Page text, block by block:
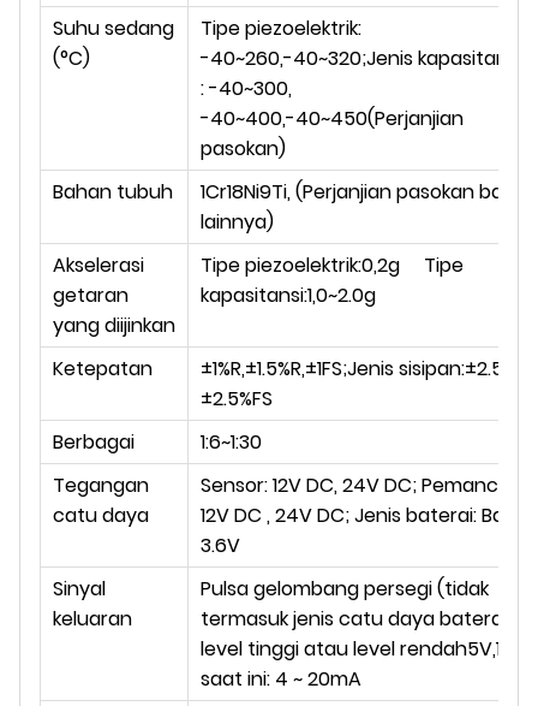
Suhu sedang
(°C)
Tipe piezoelektrik:
-40~260,-40~320;Jenis kapasitansi
: -40~300,
-40~400,-40~450(Perjanjian
pasokan)
Bahan tubuh
1Cr18Ni9Ti, (Perjanjian pasokan bahan
lainnya)
Akselerasi
getaran
yang diijinkan
Tipe piezoelektrik:0,2g Tipe
kapasitansi:1,0~2.0g
Ketepatan
±1%R,±1.5%R,±1FS;Jenis sisipan:±2.5%R,
±2.5%FS
Berbagai
1:6~1:30
Tegangan
catu daya
Sensor: 12V DC, 24V DC; Pemancar:
12V DC , 24V DC; Jenis baterai:
3.6V
Sinyal
keluaran
Pulsa gelombang persegi (tidak
termasuk jenis catu daya baterai):
level tinggi atau level rendah5V,1V;
saat ini: 4 ~ 20mA